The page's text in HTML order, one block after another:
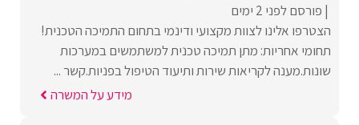
פורסם לפני 2 ימים
הצטרפו אלינו לצוות מקצועי ודינמי בתחום התמיכה הטכנית!
תחומי אחריות: מתן תמיכה טכנית למשתמשים במערכות
שונות.מענה לקריאות שירות ותיעוד הטיפול בפניות.קשר ...
מידע על המשרה